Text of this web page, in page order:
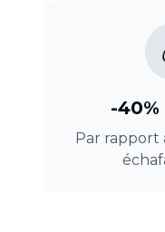
-
Par rapport